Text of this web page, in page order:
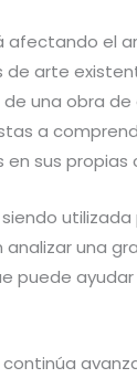
afectando el
de arte
una obra
a
sus propias
utilizada
analizar una
puede